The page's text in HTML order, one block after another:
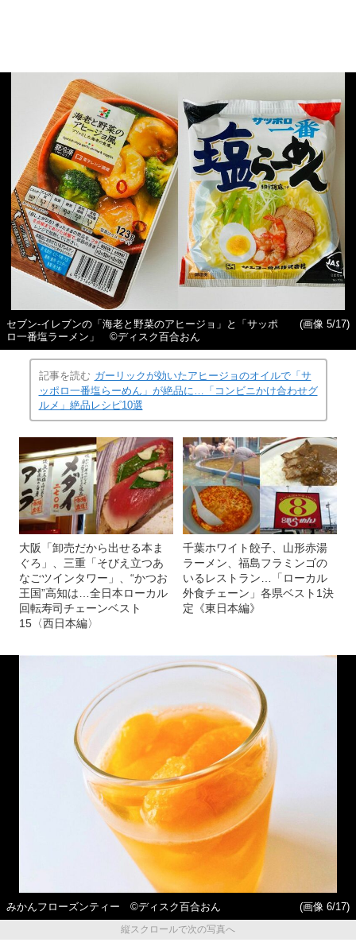
セブン‐イレブンの「海老と野菜のアヒージョ」と「サッポ
ロ一番塩ラーメン」 ©ディスク百合おん
(画像 5/17)
記事を読む ガーリックが効いたアヒージョのオイルで「サ
ッポロ一番塩らーめん」が絶品に…「コンビニかけ合わせグ
ルメ」絶品レシピ10選
大阪「卸売だから出せる本ま
ぐろ」、三重「そびえ立つあ
なごツインタワー」、“かつお
王国”高知は…全日本ローカル
回転寿司チェーンベスト
15〈西日本編〉
千葉ホワイト餃子、山形赤湯
ラーメン、福島フラミンゴの
いるレストラン…「ローカル
外食チェーン」各県ベスト1決
定《東日本編》
みかんフローズンティー ©ディスク百合おん
(画像 6/17)
縦スクロールで次の写真へ